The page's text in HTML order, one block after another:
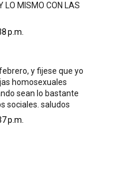
LO MISMO CON LAS
p.m.
y fijese que yo
homosexuales
sean lo bastante
sociales. saludos
p.m.